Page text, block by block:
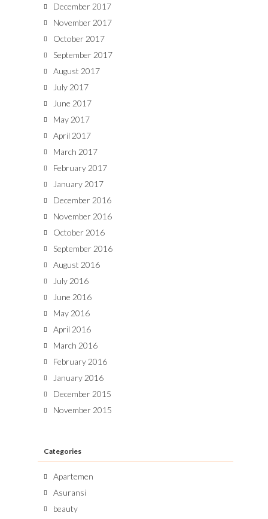
December 2017
November 2017
October 2017
September 2017
August 2017
July 2017
June 2017
May 2017
April 2017
March 2017
February 2017
January 2017
December 2016
November 2016
October 2016
September 2016
August 2016
July 2016
June 2016
May 2016
April 2016
March 2016
February 2016
January 2016
December 2015
November 2015
Categories
Apartemen
Asuransi
beauty